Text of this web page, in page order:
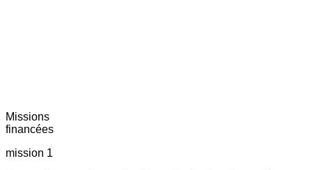
Missions
financées
mission 1